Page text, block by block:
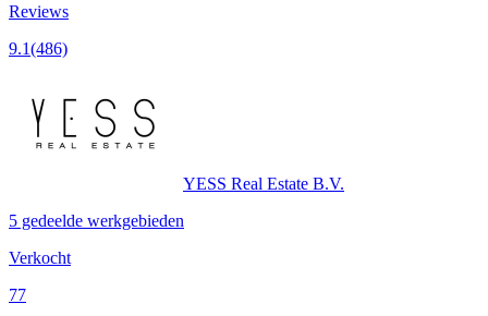
Reviews
9.1(486)
YESS Real Estate B.V.
5 gedeelde werkgebieden
Verkocht
77